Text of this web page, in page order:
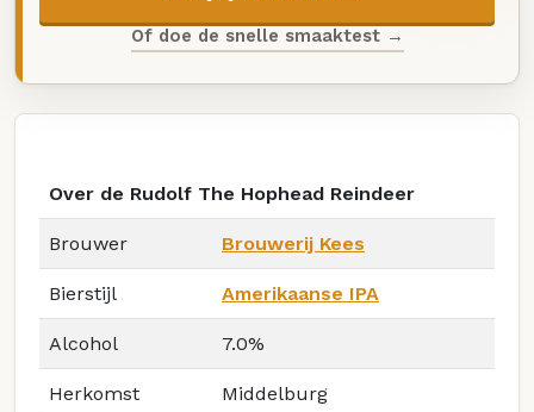
Of doe de snelle smaaktest →
Over de Rudolf The Hophead Reindeer
Brouwer Brouwerij Kees
Bierstijl Amerikaanse IPA
Alcohol 7.0%
Herkomst Middelburg